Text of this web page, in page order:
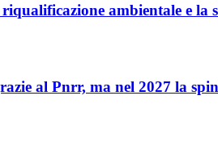
ambientale e la
al Pnrr, ma nel 2027 la